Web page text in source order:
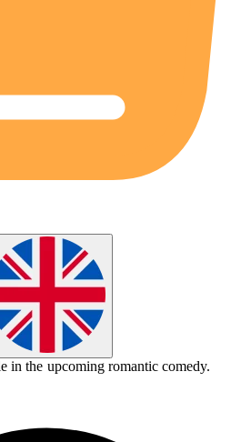
in the upcoming romantic comedy.